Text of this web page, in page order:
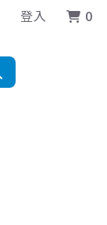
登入 0